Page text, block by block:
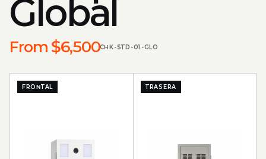
Global
From $6,500CHK-STD-01-GLO
FRONTAL TRASERA